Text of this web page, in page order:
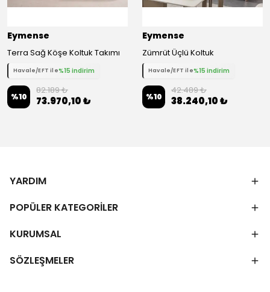
Eymense
Terra Sağ Köşe Koltuk Takımı
Havale/EFT ile%15 indirim
%10
82.189 ₺
73.970,10 ₺
Eymense
Zümrüt Üçlü Koltuk
Havale/EFT ile%15 indirim
%10
42.489 ₺
38.240,10 ₺
YARDIM
POPÜLER KATEGORİLER
KURUMSAL
SÖZLEŞMELER